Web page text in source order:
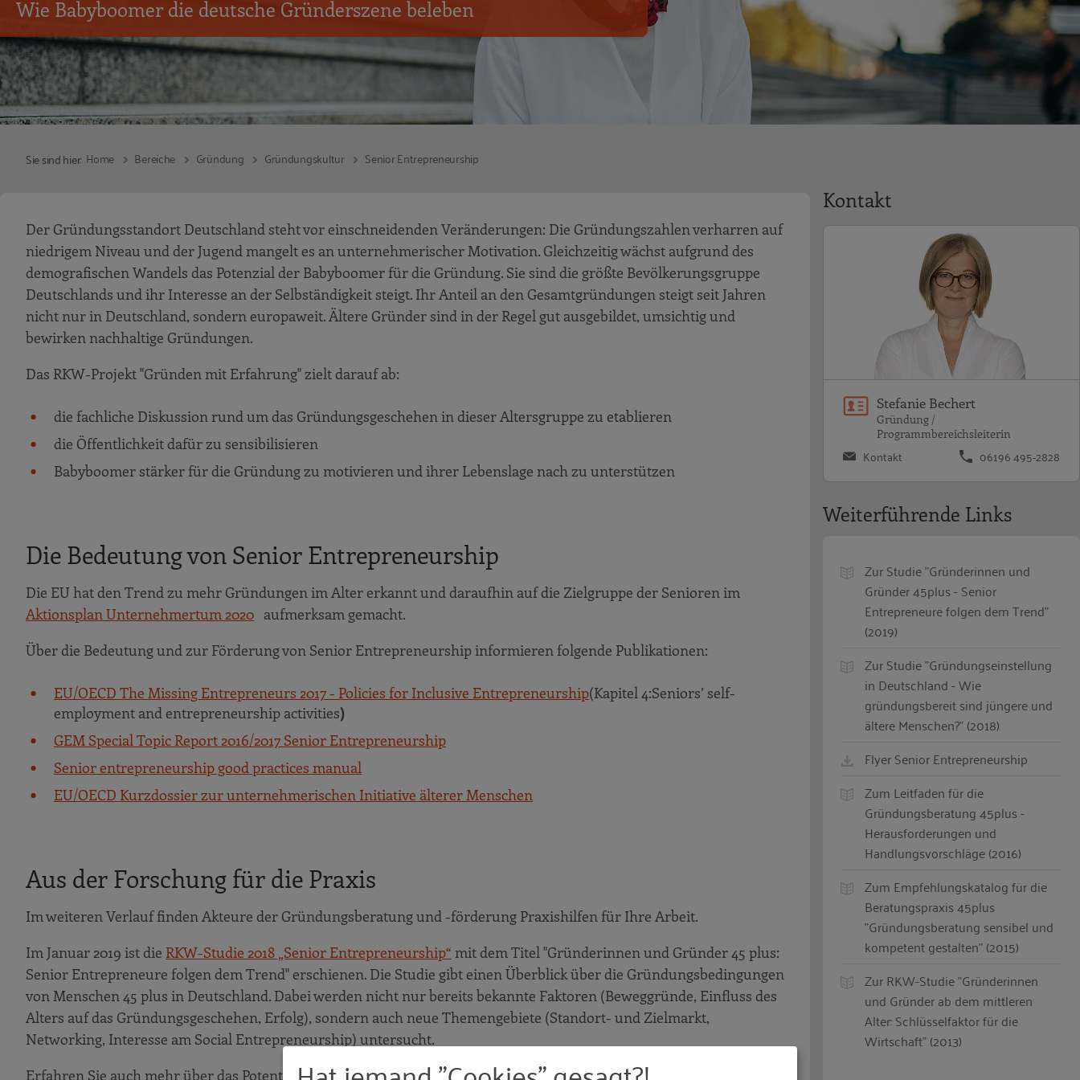
Wie Babyboomer die deutsche Gründerszene beleben
Sie sind hier: Home Bereiche Gründung Gründungskultur Senior Entrepreneurship
Der Gründungsstandort Deutschland steht vor einschneidenden Veränderungen: Die Gründungszahlen verharren auf
niedrigem Niveau und der Jugend mangelt es an unternehmerischer Motivation. Gleichzeitig wächst aufgrund des
demografischen Wandels das Potenzial der Babyboomer für die Gründung. Sie sind die größte Bevölkerungsgruppe
Deutschlands und ihr Interesse an der Selbständigkeit steigt. Ihr Anteil an den Gesamtgründungen steigt seit Jahren
nicht nur in Deutschland, sondern europaweit. Ältere Gründer sind in der Regel gut ausgebildet, umsichtig und
bewirken nachhaltige Gründungen.
Das RKW-Projekt "Gründen mit Erfahrung" zielt darauf ab:
die fachliche Diskussion rund um das Gründungsgeschehen in dieser Altersgruppe zu etablieren
die Öffentlichkeit dafür zu sensibilisieren
Babyboomer stärker für die Gründung zu motivieren und ihrer Lebenslage nach zu unterstützen
Die Bedeutung von Senior Entrepreneurship
Die EU hat den Trend zu mehr Gründungen im Alter erkannt und daraufhin auf die Zielgruppe der Senioren im
Aktionsplan Unternehmertum 2020 aufmerksam gemacht.
Über die Bedeutung und zur Förderung von Senior Entrepreneurship informieren folgende Publikationen:
EU/OECD The Missing Entrepreneurs 2017 - Policies for Inclusive Entrepreneurship(Kapitel 4:Seniors’ self-
employment and entrepreneurship activities)
GEM Special Topic Report 2016/2017 Senior Entrepreneurship
Senior entrepreneurship good practices manual
EU/OECD Kurzdossier zur unternehmerischen Initiative älterer Menschen
Aus der Forschung für die Praxis
Im weiteren Verlauf finden Akteure der Gründungsberatung und -förderung Praxishilfen für Ihre Arbeit.
Im Januar 2019 ist die RKW-Studie 2018 „Senior Entrepreneurship“ mit dem Titel "Gründerinnen und Gründer 45 plus:
Senior Entrepreneure folgen dem Trend" erschienen. Die Studie gibt einen Überblick über die Gründungsbedingungen
von Menschen 45 plus in Deutschland. Dabei werden nicht nur bereits bekannte Faktoren (Beweggründe, Einfluss des
Alters auf das Gründungsgeschehen, Erfolg), sondern auch neue Themengebiete (Standort- und Zielmarkt,
Networking, Interesse am Social Entrepreneurship) untersucht.
Erfahren Sie auch mehr über das Potential älterer Gründer in der Präsentation„Senior Entrepreneurship – Evidence
Kontakt
Stefanie Bechert
Gründung /
Programmbereichsleiterin
Kontakt 06196 495-2828
Weiterführende Links
Zur Studie "Gründerinnen und
Gründer 45plus - Senior
Entrepreneure folgen dem Trend"
(2019)
Zur Studie "Gründungseinstellung
in Deutschland - Wie
gründungsbereit sind jüngere und
ältere Menschen?" (2018)
Flyer Senior Entrepreneurship
Zum Leitfaden für die
Gründungsberatung 45plus -
Herausforderungen und
Handlungsvorschläge (2016)
Zum Empfehlungskatalog für die
Beratungspraxis 45plus
"Gründungsberatung sensibel und
kompetent gestalten" (2015)
Zur RKW-Studie "Gründerinnen
und Gründer ab dem mittleren
Alter: Schlüsselfaktor für die
Wirtschaft" (2013)